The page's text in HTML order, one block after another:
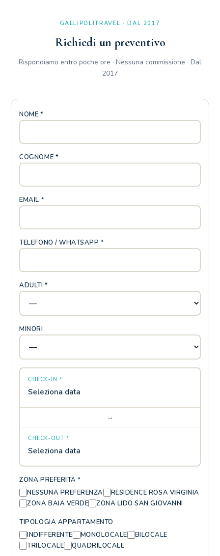
GALLIPOLITRAVEL · DAL 2017
Richiedi un preventivo
Rispondiamo entro poche ore · Nessuna commissione · Dal
2017
NOME *
COGNOME *
EMAIL *
TELEFONO / WHATSAPP *
ADULTI *
MINORI
CHECK-IN *
Seleziona data
→
CHECK-OUT *
Seleziona data
ZONA PREFERITA *
NESSUNA PREFERENZA
RESIDENCE ROSA VIRGINIA
ZONA BAIA VERDE
ZONA LIDO SAN GIOVANNI
TIPOLOGIA APPARTAMENTO
INDIFFERENTE
MONOLOCALE
BILOCALE
TRILOCALE
QUADRILOCALE